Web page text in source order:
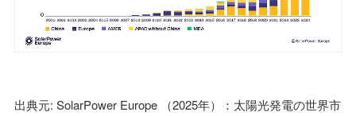
出典元: SolarPower Europe （2025年）：太陽光発電の世界市